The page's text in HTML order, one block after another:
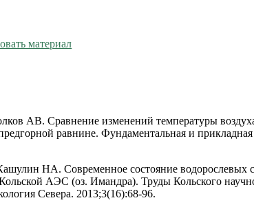
материал
АВ. Сравнение изменений температуры
равнине. Фундаментальная и прикладная
НА. Современное состояние водорослевых
АЭС (оз. Имандра). Труды Кольского
Севера. 2013;3(16):68-96.